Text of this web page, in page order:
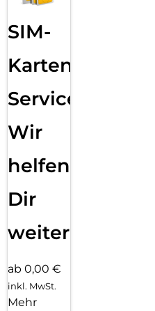
SIM-
Karten
Service:
Wir
helfen
Dir
weiter
ab 0,00 €
inkl. MwSt.
Mehr